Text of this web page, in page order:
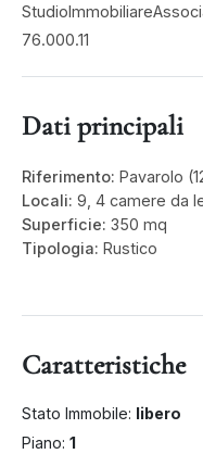
76.000.11
Dati principali
Riferimento: Pavarolo
Locali: 9, 4 camere da
Superficie: 350 mq
Tipologia: Rustico
Caratteristiche
Stato Immobile: libero
Piano: 1